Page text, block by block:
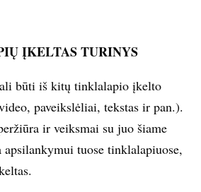
ĮKELTAS TURINYS
būti iš kitų tinklalapio įkelto
paveikslėliai, tekstas ir pan.).
ir veiksmai su juo šiame
tuose tinklalapiuose,